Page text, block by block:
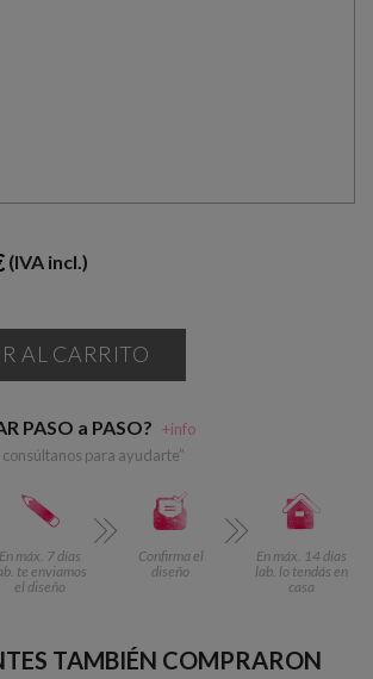
(IVA incl.)
AL CARRITO
PASO a PASO? +info
consúltanos para ayudarte”
En máx. 7 días
te enviamos
el diseño
Confirma el
diseño
En máx. 14 días
lab. lo tendás en
casa
TAMBIÉN COMPRARON